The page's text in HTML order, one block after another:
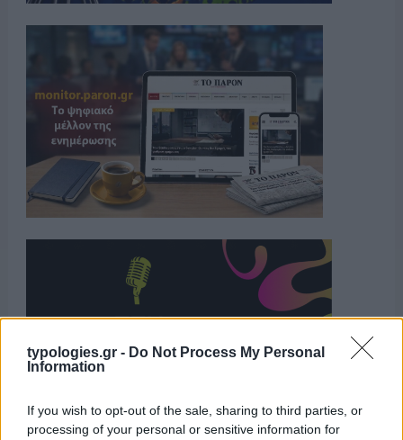
typologies.gr - Do Not Process My Personal
Information
If you wish to opt-out of the sale, sharing to third parties, or
processing of your personal or sensitive information for